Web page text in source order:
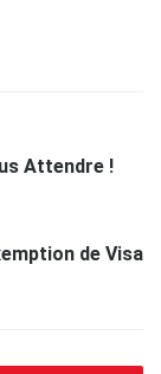
Attendre !
de Visa